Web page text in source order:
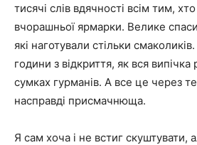
тисячі слів вдячності всім тим,
вчорашньої ярмарки. Велике
які наготували стільки
години з відкриття, як вся випічка
сумках гурманів. А все це через
насправді присмачнюща.
Я сам хоча і не встиг